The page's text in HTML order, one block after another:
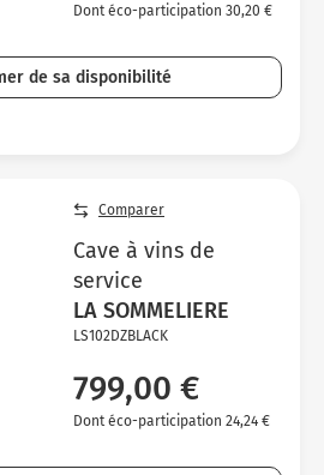
Dont éco-participation 30,20 €
de sa disponibilité
Comparer
Cave à vins de
service
LA SOMMELIERE
LS102DZBLACK
799,00 €
Dont éco-participation 24,24 €